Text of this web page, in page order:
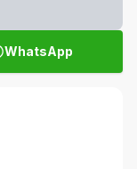
WhatsApp